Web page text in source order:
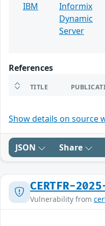
IBM
Informix
Dynamic
Server
References
TITLE
Show details on source
JSON Share
CERTFR-
Vulnerability from